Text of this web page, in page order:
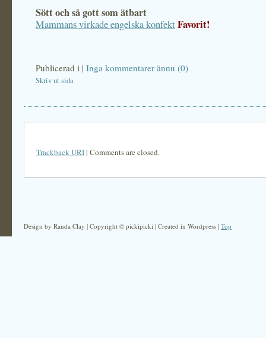
Sött och så gott som ätbart
Mammans virkade engelska konfektFavorit!
Publicerad i | Inga kommentarer ännu (0)
Skriv ut sida
Trackback URI| Comments are closed.
Design by Randa Clay | Copyright © pickipicki | Created in Wordpress | Top